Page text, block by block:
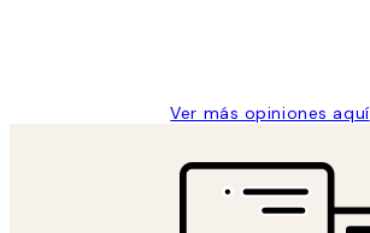
Ver más opiniones aquí